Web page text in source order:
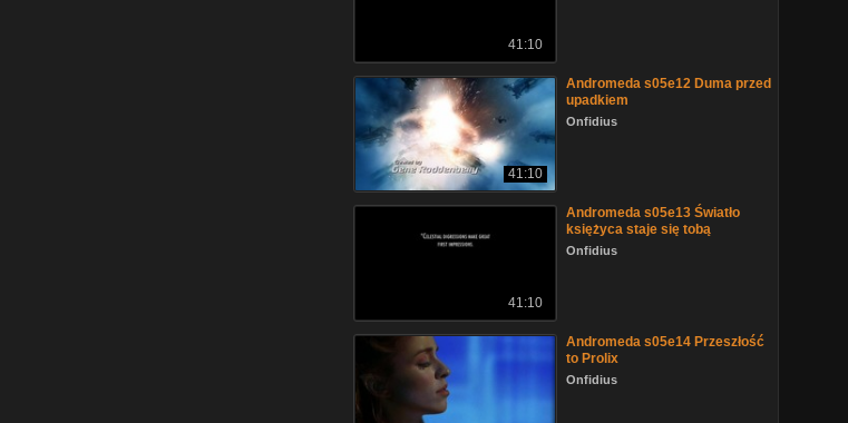
41:10
41:10
Andromeda s05e12 Duma przed
upadkiem
Onfidius
41:10
Andromeda s05e13 Światło
księżyca staje się tobą
Onfidius
Andromeda s05e14 Przeszłość
to Prolix
Onfidius